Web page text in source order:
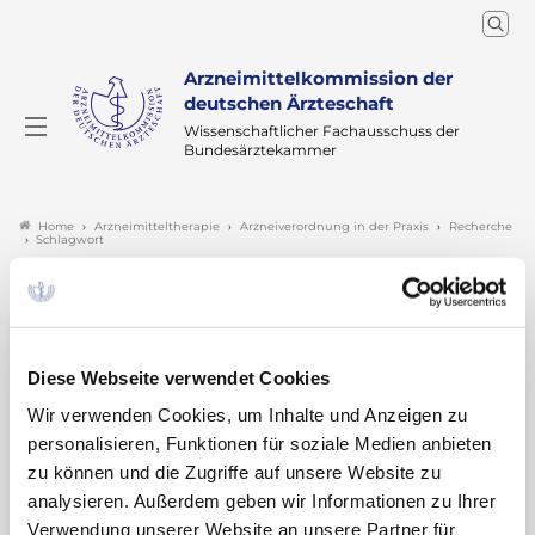
Diese Webseite verwendet Cookies
Wir verwenden Cookies, um Inhalte und Anzeigen zu
personalisieren, Funktionen für soziale Medien anbieten
zu können und die Zugriffe auf unsere Website zu
analysieren. Außerdem geben wir Informationen zu Ihrer
Verwendung unserer Website an unsere Partner für
Arzneimittelkommission der
deutschen Ärzteschaft
Wissenschaftlicher Fachausschuss der
Bundesärztekammer
Home Arzneimitteltherapie Arzneiverordnung in der Praxis
Recherche
Schlagwort
Suchergebnisse zu:
„Galcanezumab“
Medikamentöse Prophylaxe der Migräne mit
und ohne Aura bei Erwachsenen: Status quo